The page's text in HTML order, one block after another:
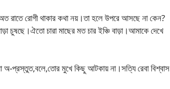
রাতে রোগী থাকার কথা নয়।তা হলে উপরে আসছে না কেন?
চুষছে।ঐতো চারা মাছের মত চার ইঞ্চি বাড়া।আমাকে দেখে
অ-প্রস্তুত,বলে,তোর মুখে কিছু আটকায় না।সত্যি রেবা বিশ্বাস